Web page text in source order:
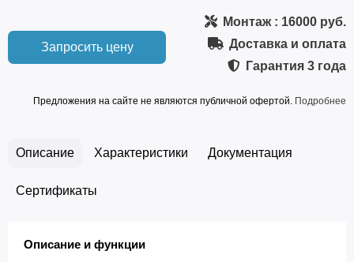
Запросить цену
Монтаж: 16000 руб.
Доставка и оплата
Гарантия 3 года
Предложения на сайте не являются публичной офертой. Подробнее
Описание Характеристики Документация
Сертификаты
Описание и функции